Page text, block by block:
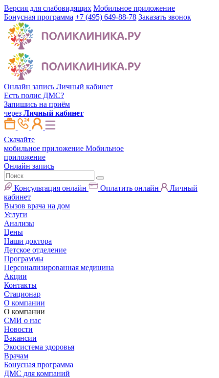
Версия для слабовидящих Мобильное приложение
Бонусная программа +7 (495) 649-88-78 Заказать звонок
Онлайн запись Личный кабинет
Есть полис ДМС?
Запишись на приём
через Личный кабинет
Скачайте
мобильное приложение Мобильное
приложение
Онлайн запись
Консультация онлайн Оплатить онлайн
Личный
кабинет
Вызов врача на дом
Услуги
Анализы
Цены
Наши доктора
Детское отделение
Программы
Персонализированная медицина
Акции
Контакты
Стационар
О компании
О компании
СМИ о нас
Новости
Вакансии
Экосистема здоровья
Врачам
Бонусная программа
ДМС для компаний